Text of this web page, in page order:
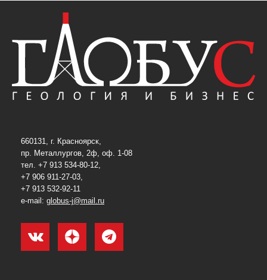
660131, г. Красноярск,
пр. Металлургов, 2ф, оф. 1-08
тел. +7 913 534-80-12,
+7 906 911-27-03,
+7 913 532-92-11
e-mail: globus-j@mail.ru